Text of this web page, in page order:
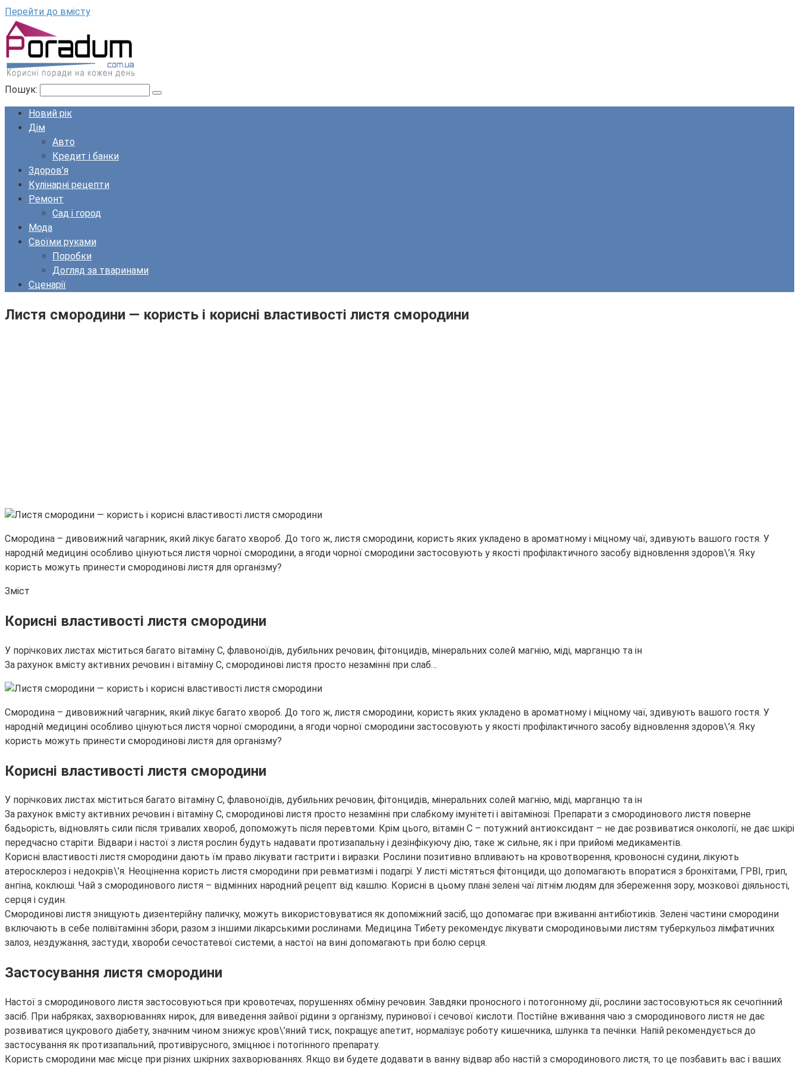
Перейти до вмісту
Пошук:
Новий рік
Дім
Авто
Кредит і банки
Здоров’я
Кулінарні рецепти
Ремонт
Сад і город
Мода
Своїми руками
Поробки
Догляд за тваринами
Сценарії
Листя смородини — користь і корисні властивості листя смородини
Смородина – дивовижний чагарник, який лікує багато хвороб. До того ж, листя смородини, користь яких укладено в ароматному і міцному чаї, здивують вашого гостя. У
народній медицині особливо цінуються листя чорної смородини, а ягоди чорної смородини застосовують у якості профілактичного засобу відновлення здоров\’я. Яку
користь можуть принести смородинові листя для організму?
Зміст
Корисні властивості листя смородини
У порічкових листах міститься багато вітаміну С, флавоноїдів, дубильних речовин, фітонцидів, мінеральних солей магнію, міді, марганцю та ін
За рахунок вмісту активних речовин і вітаміну С, смородинові листя просто незамінні при слаб…
Смородина – дивовижний чагарник, який лікує багато хвороб. До того ж, листя смородини, користь яких укладено в ароматному і міцному чаї, здивують вашого гостя. У
народній медицині особливо цінуються листя чорної смородини, а ягоди чорної смородини застосовують у якості профілактичного засобу відновлення здоров\’я. Яку
користь можуть принести смородинові листя для організму?
Корисні властивості листя смородини
У порічкових листах міститься багато вітаміну С, флавоноїдів, дубильних речовин, фітонцидів, мінеральних солей магнію, міді, марганцю та ін
За рахунок вмісту активних речовин і вітаміну С, смородинові листя просто незамінні при слабкому імунітеті і авітамінозі. Препарати з смородинового листя поверне
бадьорість, відновлять сили після тривалих хвороб, допоможуть після перевтоми. Крім цього, вітамін С – потужний антиоксидант – не дає розвиватися онкології, не дає шкірі
передчасно старіти. Відвари і настої з листя рослин будуть надавати протизапальну і дезінфікуючу дію, таке ж сильне, як і при прийомі медикаментів.
Корисні властивості листя смородини дають їм право лікувати гастрити і виразки. Рослини позитивно впливають на кровотворення, кровоносні судини, лікують
атеросклероз і недокрів\’я. Неоціненна користь листя смородини при ревматизмі і подагрі. У листі містяться фітонциди, що допомагають впоратися з бронхітами, ГРВІ, грип,
ангіна, коклюші. Чай з смородинового листя – відмінних народний рецепт від кашлю. Корисні в цьому плані зелені чаї літнім людям для збереження зору, мозкової діяльності,
серця і судин.
Смородинові листя знищують дизентерійну паличку, можуть використовуватися як допоміжний засіб, що допомагає при вживанні антибіотиків. Зелені частини смородини
включають в себе полівітамінні збори, разом з іншими лікарськими рослинами. Медицина Тибету рекомендує лікувати смородиновыми листям туберкульоз лімфатичних
залоз, нездужання, застуди, хвороби сечостатевої системи, а настої на вині допомагають при болю серця.
Застосування листя смородини
Настої з смородинового листя застосовуються при кровотечах, порушеннях обміну речовин. Завдяки проносного і потогонному дії, рослини застосовуються як сечогінний
засіб. При набряках, захворюваннях нирок, для виведення зайвої рідини з організму, пуринової і сечової кислоти. Постійне вживання чаю з смородинового листя не дає
розвиватися цукрового діабету, значним чином знижує кров\’яний тиск, покращує апетит, нормалізує роботу кишечника, шлунка та печінки. Напій рекомендується до
застосування як протизапальний, противірусного, зміцнює і потогінного препарату.
Користь смородини має місце при різних шкірних захворюваннях. Якщо ви будете додавати в ванну відвар або настій з смородинового листя, то це позбавить вас і ваших